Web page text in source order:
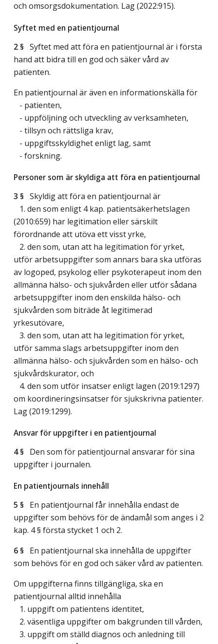
och omsorgsdokumentation. Lag (2022:915).
Syftet med en patientjournal
2 § Syftet med att föra en patientjournal är i första
hand att bidra till en god och säker vård av
patienten.
En patientjournal är även en informationskälla för
- patienten,
- uppföljning och utveckling av verksamheten,
- tillsyn och rättsliga krav,
- uppgiftsskyldighet enligt lag, samt
- forskning.
Personer som är skyldiga att föra en patientjournal
3 § Skyldig att föra en patientjournal är
1. den som enligt 4 kap. patientsäkerhetslagen
(2010:659) har legitimation eller särskilt
förordnande att utöva ett visst yrke,
2. den som, utan att ha legitimation för yrket,
utför arbetsuppgifter som annars bara ska utföras
av logoped, psykolog eller psykoterapeut inom den
allmänna hälso- och sjukvården eller utför sådana
arbetsuppgifter inom den enskilda hälso- och
sjukvården som biträde åt legitimerad
yrkesutövare,
3. den som, utan att ha legitimation för yrket,
utför samma slags arbetsuppgifter inom den
allmänna hälso- och sjukvården som en hälso- och
sjukvårdskurator, och
4. den som utför insatser enligt lagen (2019:1297)
om koordineringsinsatser för sjukskrivna patienter.
Lag (2019:1299).
Ansvar för uppgifter i en patientjournal
4 § Den som för patientjournal ansvarar för sina
uppgifter i journalen.
En patientjournals innehåll
5 § En patientjournal får innehålla endast de
uppgifter som behövs för de ändamål som anges i 2
kap. 4 § första stycket 1 och 2.
6 § En patientjournal ska innehålla de uppgifter
som behövs för en god och säker vård av patienten.
Om uppgifterna finns tillgängliga, ska en
patientjournal alltid innehålla
1. uppgift om patientens identitet,
2. väsentliga uppgifter om bakgrunden till vården,
3. uppgift om ställd diagnos och anledning till